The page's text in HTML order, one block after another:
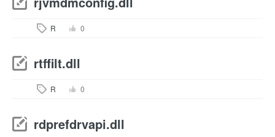
R 0
rtffilt.dll
R 0
rdprefdrvapi.dll